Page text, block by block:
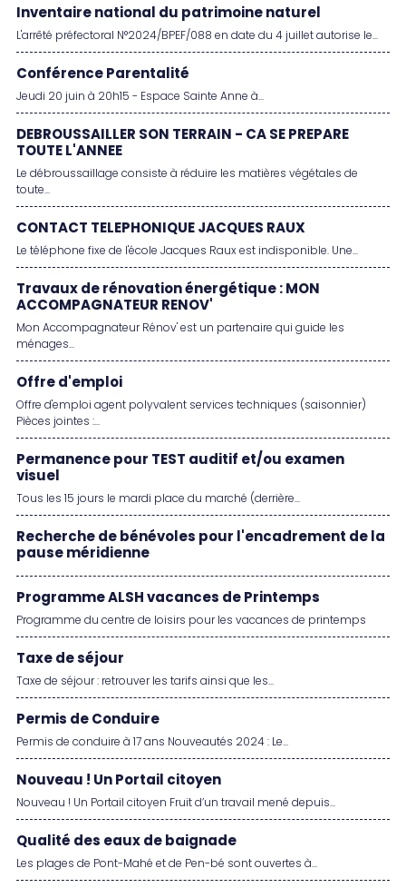
Inventaire national du patrimoine naturel
L'arrêté préfectoral N°2024/BPEF/088 en date du 4 juillet autorise le...
Conférence Parentalité
Jeudi 20 juin à 20h15 - Espace Sainte Anne à...
DEBROUSSAILLER SON TERRAIN - CA SE PREPARE
TOUTE L'ANNEE
Le débroussaillage consiste à réduire les matières végétales de
toute...
CONTACT TELEPHONIQUE JACQUES RAUX
Le téléphone fixe de l'école Jacques Raux est indisponible. Une...
Travaux de rénovation énergétique : MON
ACCOMPAGNATEUR RENOV'
Mon Accompagnateur Rénov' est un partenaire qui guide les
ménages...
Offre d'emploi
Offre d'emploi agent polyvalent services techniques (saisonnier)
Pièces jointes :...
Permanence pour TEST auditif et/ou examen
visuel
Tous les 15 jours le mardi place du marché (derrière...
Recherche de bénévoles pour l'encadrement de la
pause méridienne
Programme ALSH vacances de Printemps
Programme du centre de loisirs pour les vacances de printemps
Taxe de séjour
Taxe de séjour : retrouver les tarifs ainsi que les...
Permis de Conduire
Permis de conduire à 17 ans Nouveautés 2024 : Le...
Nouveau ! Un Portail citoyen
Nouveau ! Un Portail citoyen Fruit d’un travail mené depuis...
Qualité des eaux de baignade
Les plages de Pont-Mahé et de Pen-bé sont ouvertes à...